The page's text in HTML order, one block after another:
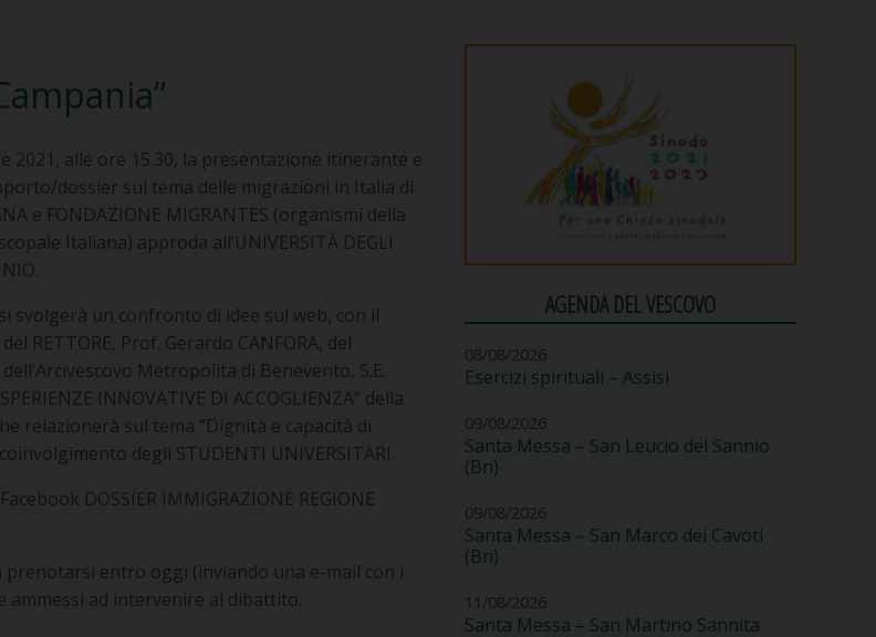
2021, alle ore 15.30, la presentazione itinerante e
dossier sul tema delle migrazioni in Italia di
e FONDAZIONE MIGRANTES (organismi della
Italiana) approda all’UNIVERSITÀ DEGLI
svolgerà un confronto di idee sul web, con il
RETTORE, Prof. Gerardo CANFORA, del
Metropolita di Benevento, S.E.
INNOVATIVE DI ACCOGLIENZA” della
relazionerà sul tema “Dignità e capacità di
degli STUDENTI UNIVERSITARI.
DOSSIER IMMIGRAZIONE REGIONE
entro oggi (inviando una e-mail con i
ammessi ad intervenire al dibattito.
AGENDA DEL VESCOVO
08/08/2026
Esercizi spirituali – Assisi
09/08/2026
Santa Messa – San Leucio del Sannio
(Bn)
09/08/2026
Santa Messa – San Marco dei Cavoti
(Bn)
11/08/2026
Santa Messa – San Martino Sannita